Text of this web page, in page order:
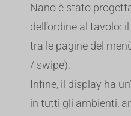
Nano è stato
dell’ordine al tavolo:
tra le pagine del
/ swipe).
Infine, il display ha un’
in tutti gli ambienti,